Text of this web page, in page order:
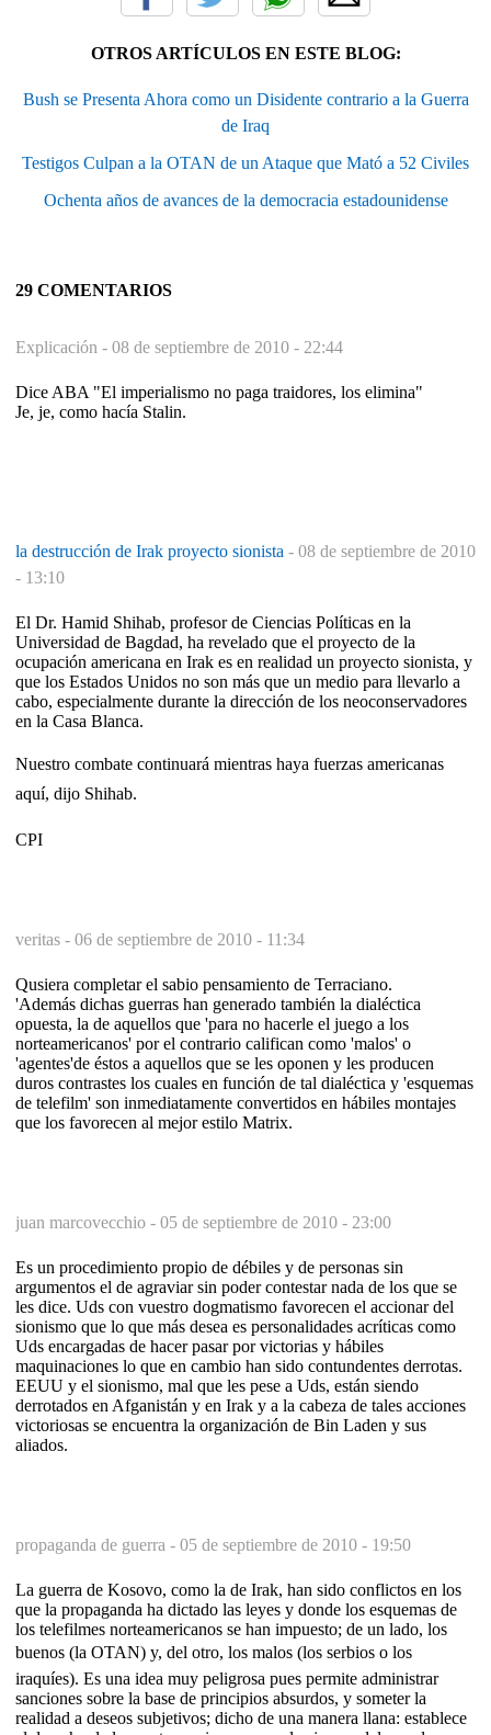
OTROS ARTÍCULOS EN ESTE BLOG:
Bush se Presenta Ahora como un Disidente contrario a la Guerra
de Iraq
Testigos Culpan a la OTAN de un Ataque que Mató a 52 Civiles
Ochenta años de avances de la democracia estadounidense
29 COMENTARIOS
Explicación - 08 de septiembre de 2010 - 22:44
Dice ABA "El imperialismo no paga traidores, los elimina"
Je, je, como hacía Stalin.
la destrucción de Irak proyecto sionista - 08 de septiembre de 2010
- 13:10
El Dr. Hamid Shihab, profesor de Ciencias Políticas en la
Universidad de Bagdad, ha revelado que el proyecto de la
ocupación americana en Irak es en realidad un proyecto sionista, y
que los Estados Unidos no son más que un medio para llevarlo a
cabo, especialmente durante la dirección de los neoconservadores
en la Casa Blanca.
Nuestro combate continuará mientras haya fuerzas americanas
aquí, dijo Shihab.
CPI
veritas - 06 de septiembre de 2010 - 11:34
Qusiera completar el sabio pensamiento de Terraciano.
'Además dichas guerras han generado también la dialéctica
opuesta, la de aquellos que 'para no hacerle el juego a los
norteamericanos' por el contrario califican como 'malos' o
'agentes'de éstos a aquellos que se les oponen y les producen
duros contrastes los cuales en función de tal dialéctica y 'esquemas
de telefilm' son inmediatamente convertidos en hábiles montajes
que los favorecen al mejor estilo Matrix.
juan marcovecchio - 05 de septiembre de 2010 - 23:00
Es un procedimiento propio de débiles y de personas sin
argumentos el de agraviar sin poder contestar nada de los que se
les dice. Uds con vuestro dogmatismo favorecen el accionar del
sionismo que lo que más desea es personalidades acríticas como
Uds encargadas de hacer pasar por victorias y hábiles
maquinaciones lo que en cambio han sido contundentes derrotas.
EEUU y el sionismo, mal que les pese a Uds, están siendo
derrotados en Afganistán y en Irak y a la cabeza de tales acciones
victoriosas se encuentra la organización de Bin Laden y sus
aliados.
propaganda de guerra - 05 de septiembre de 2010 - 19:50
La guerra de Kosovo, como la de Irak, han sido conflictos en los
que la propaganda ha dictado las leyes y donde los esquemas de
los telefilmes norteamericanos se han impuesto; de un lado, los
buenos (la OTAN) y, del otro, los malos (los serbios o los
iraquíes). Es una idea muy peligrosa pues permite administrar
sanciones sobre la base de principios absurdos, y someter la
realidad a deseos subjetivos; dicho de una manera llana: establece